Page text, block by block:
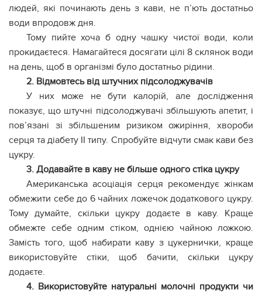
людей, які починають день з кави, не п’ють достатньо
води впродовж дня.
Тому пийте хоча б одну чашку чистої води, коли
прокидаєтеся. Намагайтеся досягати цілі 8 склянок води
на день, щоб в організмі було достатньо рідини.
2. Відмовтесь від штучних підсолоджувачів
У них може не бути калорій, але дослідження
показує, що штучні підсолоджувачі збільшують апетит, і
пов’язані зі збільшеним ризиком ожиріння, хвороби
серця та діабету ІІ типу. Спробуйте відчути смак кави без
цукру.
3. Додавайте в каву не більше одного стіка цукру
Американська асоціація серця рекомендує жінкам
обмежити себе до 6 чайних ложечок додаткового цукру.
Тому думайте, скільки цукру додаєте в каву. Краще
обмежте себе одним стіком, однією чайною ложкою.
Замість того, щоб набирати каву з цукернички, краще
використовуйте стіки, щоб бачити, скільки цукру
додаєте.
4. Використовуйте натуральні молочні продукти чи